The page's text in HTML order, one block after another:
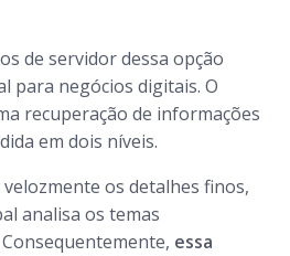
de servidor dessa opção
para negócios digitais. O
recuperação de informações
em dois níveis.
os detalhes finos,
analisa os temas
essa